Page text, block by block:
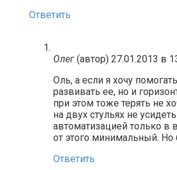
Ответить
Олег (автор) 27.01.2013 в
Оль, а если я хочу
развивать ее, но и
при этом тоже терять не
на двух стульях не
автоматизацией только
от этого минимальный. Но
Ответить